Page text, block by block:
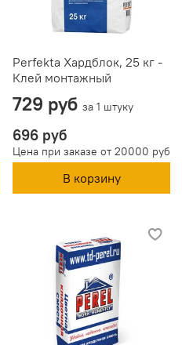
Perfekta Хардблок, 25 кг -
Клей монтажный
729 руб за 1 штуку
696 руб
Цена при заказе от 20000 руб
В корзину